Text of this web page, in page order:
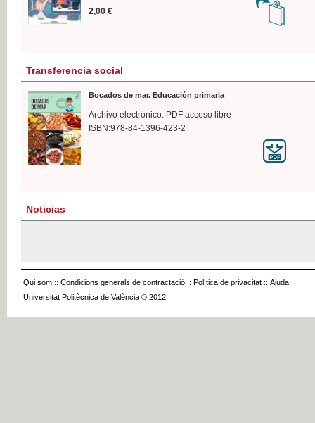
2,00 €
Transferencia social
Bocados de mar. Educación primaria
Archivo electrónico. PDF acceso libre
ISBN:978-84-1396-423-2
Noticias
Qui som :: Condicions generals de contractació :: Política de privacitat :: Ajuda
Universitat Politècnica de València © 2012